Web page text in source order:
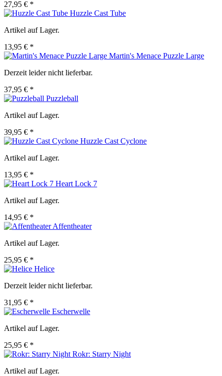
27,95 € *
Huzzle Cast Tube
Artikel auf Lager.
13,95 € *
Martin's Menace Puzzle Large
Derzeit leider nicht lieferbar.
37,95 € *
Puzzleball
Artikel auf Lager.
39,95 € *
Huzzle Cast Cyclone
Artikel auf Lager.
13,95 € *
Heart Lock 7
Artikel auf Lager.
14,95 € *
Affentheater
Artikel auf Lager.
25,95 € *
Helice
Derzeit leider nicht lieferbar.
31,95 € *
Escherwelle
Artikel auf Lager.
25,95 € *
Rokr: Starry Night
Artikel auf Lager.